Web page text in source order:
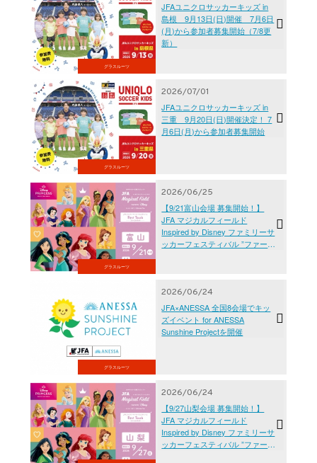
グラスルーツ
JFAユニクロサッカーキッズ in
島根 9月13日(日)開催 7月6日
(月)から参加者募集開始（7/8更
新）
グラスルーツ
2026/07/01
JFAユニクロサッカーキッズ in
三重 9月20日(日)開催決定！ 7
月6日(月)から参加者募集開始
グラスルーツ
2026/06/25
【9/21富山会場 募集開始！】
JFA マジカルフィールド
Inspired by Disney ファミリーサ
ッカーフェスティバル ”ファース
グラスルーツ
2026/06/24
JFA×ANESSA 全国8会場でキッ
ズイベント for ANESSA
Sunshine Projectを開催
2026/06/24
【9/27山梨会場 募集開始！】
JFA マジカルフィールド
Inspired by Disney ファミリーサ
ッカーフェスティバル ”ファース